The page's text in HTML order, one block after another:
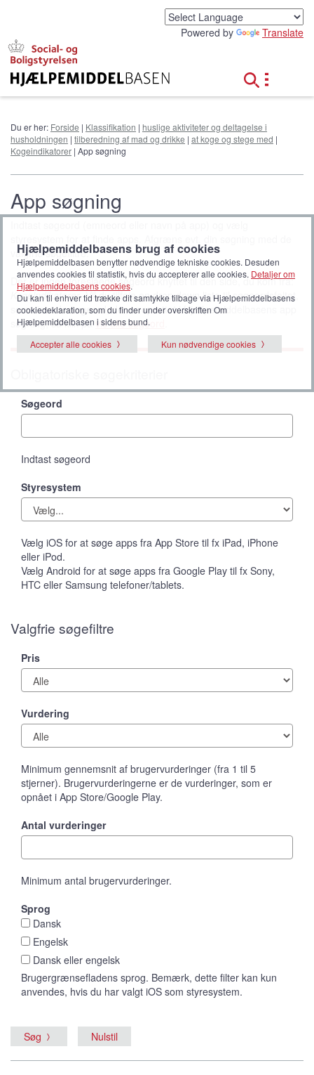
l
Powered by Translate
Du er her: Forside | Klassifikation | huslige aktiviteter og deltagelse i
husholdningen | tilberedning af mad og drikke | at koge og stege med |
Kogeindikatorer | App søgning
App søgning
valgfrie søgefiltre.
Der er ingen foreslåede søgeord knyttet til den side, du kom fra:
Kogeindikatorer. Vil du tilføje en drop down liste til søgeordsfeltet,
som viser de søgeord, der er oprettet i Hjælpemiddelbasens app
søgning, så klik på vis alle søgeord
Søgeord
Indtast søgeord
Styresystem
Vælg iOS for at søge apps fra App Store til fx iPad, iPhone
eller iPod.
Vælg Android for at søge apps fra Google Play til fx Sony,
HTC eller Samsung telefoner/tablets.
Valgfrie søgefiltre
Pris
Vurdering
Minimum gennemsnit af brugervurderinger (fra 1 til 5
stjerner). Brugervurderingerne er de vurderinger, som er
opnået i App Store/Google Play.
Antal vurderinger
Minimum antal brugervurderinger.
Sprog
Dansk
Engelsk
Dansk eller engelsk
Brugergrænsefladens sprog. Bemærk, dette filter kan kun
anvendes, hvis du har valgt iOS som styresystem.
Søg
Hjælpemiddelbasens brug af cookies
Hjælpemiddelbasen benytter nødvendige tekniske cookies. Desuden
anvendes cookies til statistik, hvis du accepterer alle cookies. Detaljer om
Hjælpemiddelbasens cookies.
Du kan til enhver tid trække dit samtykke tilbage via Hjælpemiddelbasens
cookiedeklaration, som du finder under overskriften Om
Hjælpemiddelbasen i sidens bund.
Accepter alle cookies
Kun nødvendige cookies